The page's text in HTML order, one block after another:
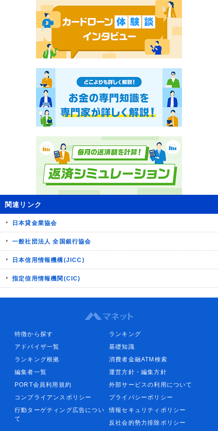
関連リンク
日本貸金業協会
一般社団法人 全国銀行協会
日本信用情報機構(JICC)
指定信用情報機関(CIC)
特徴から探す
ランキング
アドバイザ一覧
基礎知識
ランキング根拠
消費者金融ATM検索
編集者一覧
運営方針・編集方針
PORT会員利用規約
外部サービスの利用について
コンプライアンスポリシー
プライバシーポリシー
行動ターゲティング広告につい
て
情報セキュリティポリシー
反社会的勢力排除ポリシー